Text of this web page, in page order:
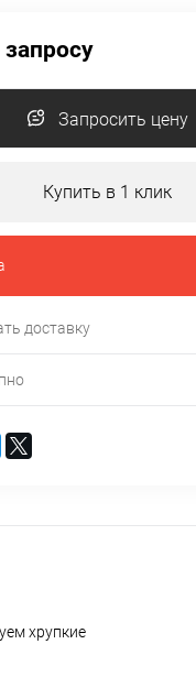
Запросить цену
Купить в 1 клик
доставку
хрупкие